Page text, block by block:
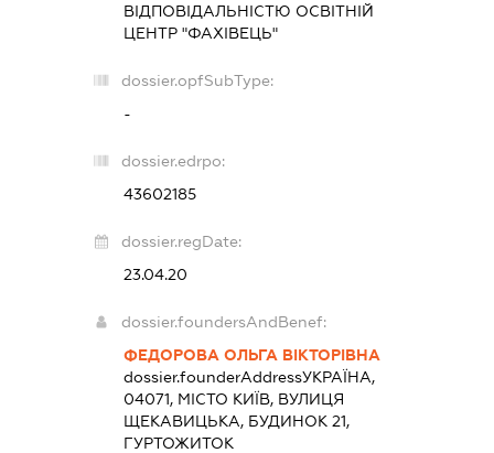
ВІДПОВІДАЛЬНІСТЮ ОСВІТНІЙ
ЦЕНТР "ФАХІВЕЦЬ"
dossier.opfSubType:
-
dossier.edrpo:
43602185
dossier.regDate:
23.04.20
dossier.foundersAndBenef:
ФЕДОРОВА ОЛЬГА ВІКТОРІВНА
dossier.founderAddressУКРАЇНА,
04071, МІСТО КИЇВ, ВУЛИЦЯ
ЩЕКАВИЦЬКА, БУДИНОК 21,
ГУРТОЖИТОК